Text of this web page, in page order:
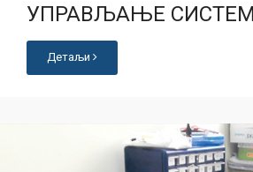
УПРАВЉАЊЕ
Детаљи